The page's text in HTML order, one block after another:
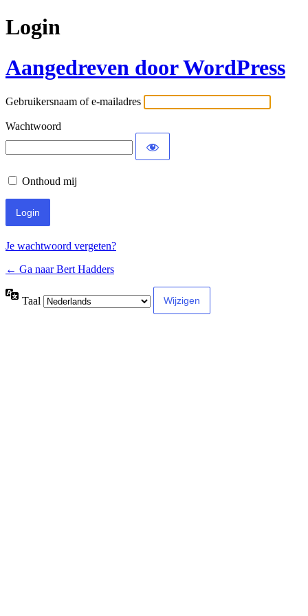
Login
Aangedreven door WordPress
Gebruikersnaam of e-mailadres
Wachtwoord
Onthoud mij
Je wachtwoord vergeten?
← Ga naar Bert Hadders
Taal